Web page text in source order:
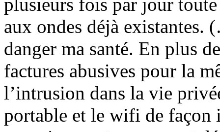
aux ondes déjà existantes.
danger ma santé. En plus
factures abusives pour la
l’intrusion dans la vie
portable et le wifi de façon